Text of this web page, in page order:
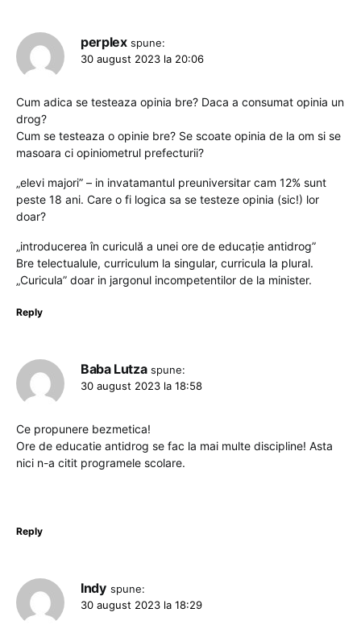
perplex spune:
30 august 2023 la 20:06
Cum adica se testeaza opinia bre? Daca a consumat opinia un
drog?
Cum se testeaza o opinie bre? Se scoate opinia de la om si se
masoara ci opiniometrul prefecturii?
„elevi majori” – in invatamantul preuniversitar cam 12% sunt
peste 18 ani. Care o fi logica sa se testeze opinia (sic!) lor
doar?
„introducerea în curiculă a unei ore de educaţie antidrog”
Bre telectualule, curriculum la singular, curricula la plural.
„Curicula” doar in jargonul incompetentilor de la minister.
Reply
Baba Lutza spune:
30 august 2023 la 18:58
Ce propunere bezmetica!
Ore de educatie antidrog se fac la mai multe discipline! Asta
nici n-a citit programele scolare.
Reply
Indy spune:
30 august 2023 la 18:29